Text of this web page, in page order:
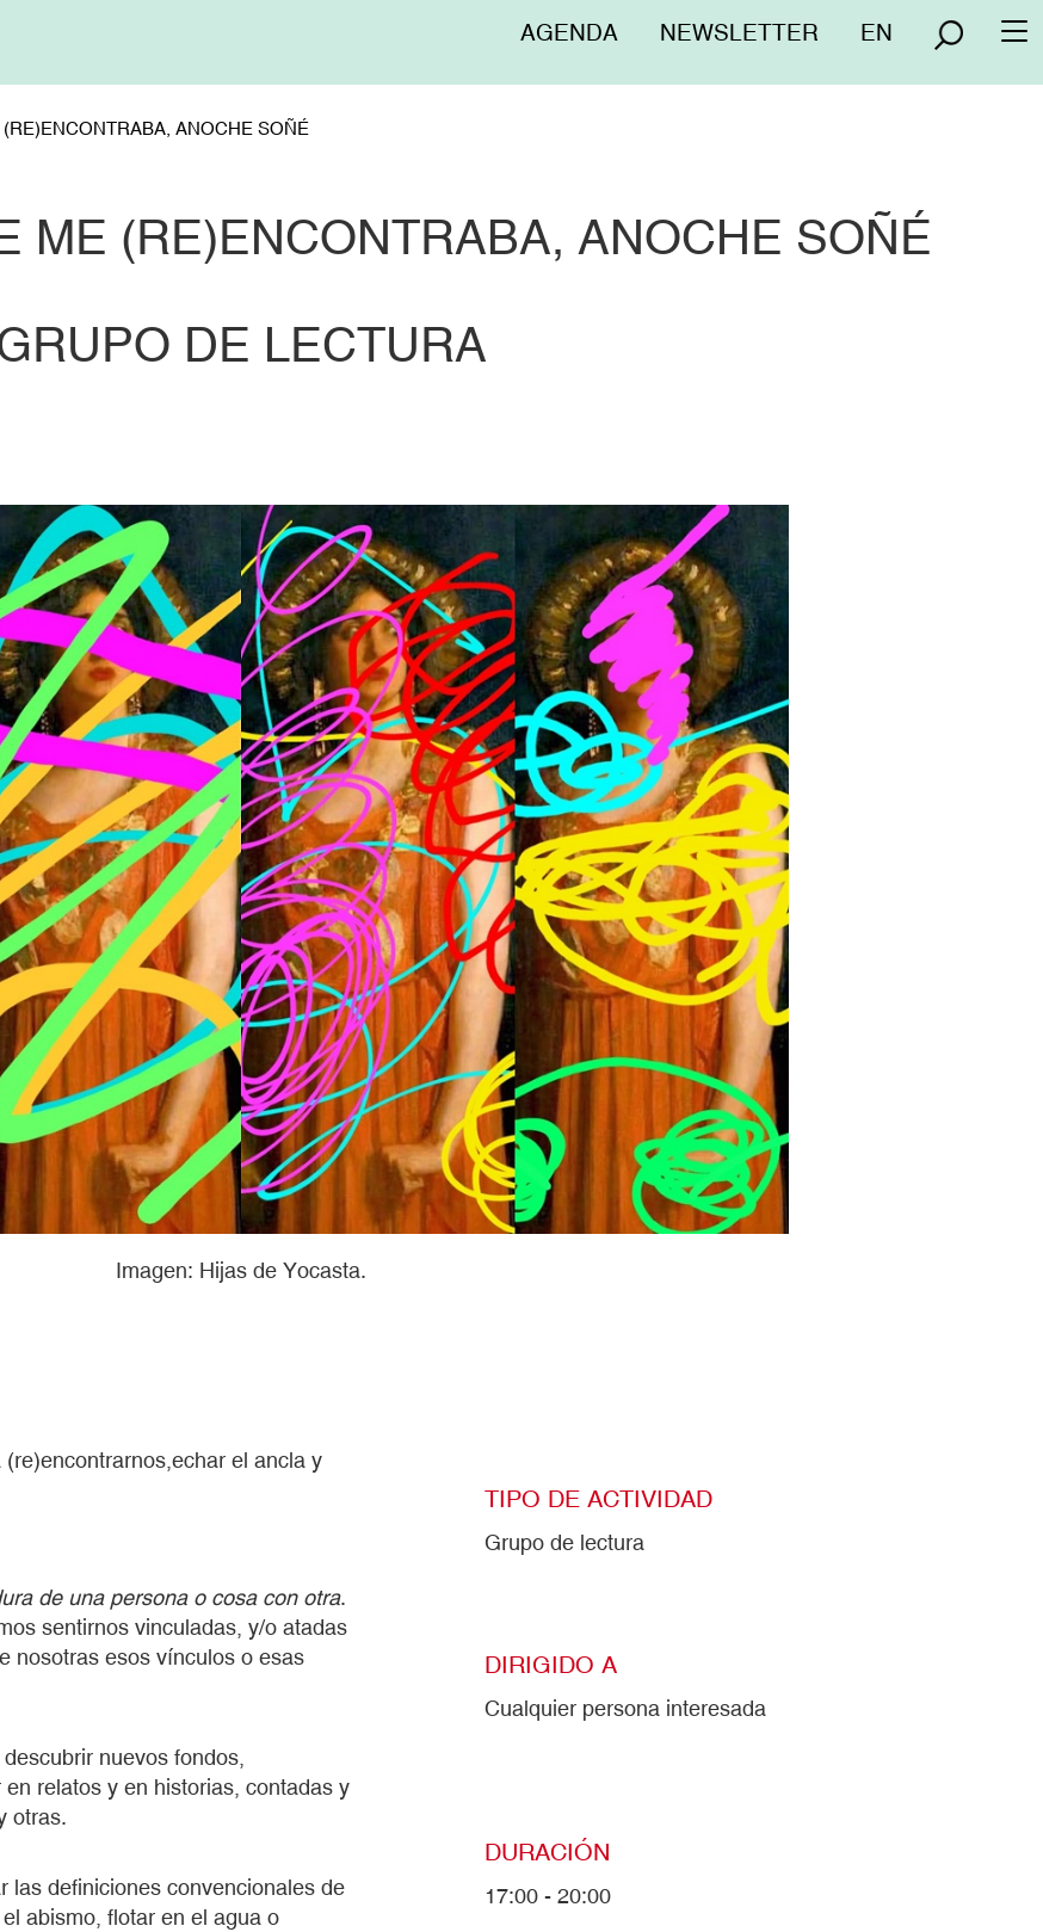
Menú
AGENDA NEWSLETTER EN
ANOCHE SOÑÉ
ME (RE)ENCONTRABA, ANOCHE SOÑÉ
DE LECTURA
Imagen: Hijas de Yocasta.
el ancla y
de una persona o cosa con otra.
sentirnos vinculadas, y/o atadas
nosotras esos vínculos o esas
nuevos fondos,
relatos y en historias, contadas y
otras.
las definiciones convencionales de
abismo, flotar en el agua o
TIPO DE ACTIVIDAD
Grupo de lectura
DIRIGIDO A
Cualquier persona interesada
DURACIÓN
17:00 - 20:00